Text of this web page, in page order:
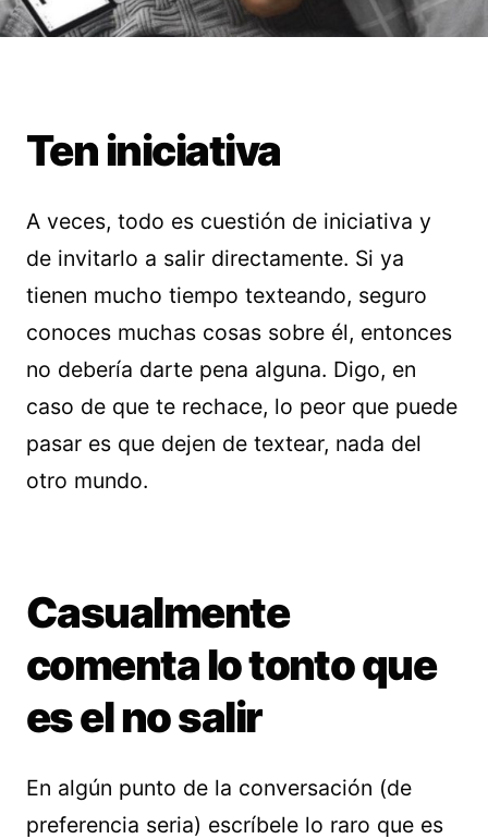
Ten iniciativa
A veces, todo es cuestión de iniciativa y
de invitarlo a salir directamente. Si ya
tienen mucho tiempo texteando, seguro
conoces muchas cosas sobre él, entonces
no debería darte pena alguna. Digo, en
caso de que te rechace, lo peor que puede
pasar es que dejen de textear, nada del
otro mundo.
Casualmente
comenta lo tonto que
es el no salir
En algún punto de la conversación (de
preferencia seria) escríbele lo raro que es